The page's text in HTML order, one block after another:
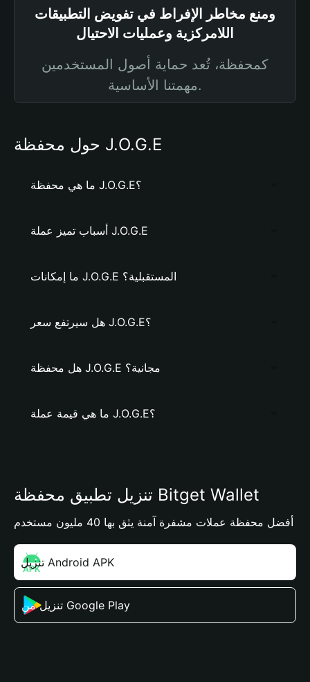
ومنع مخاطر الإفراط في تفويض التطبيقات
اللامركزية وعمليات الاحتيال
كمحفظة، تُعد حماية أصول المستخدمين
مهمتنا الأساسية.
حول محفظة J.O.G.E
ما هي محفظة J.O.G.E؟
أسباب تميز عملة J.O.G.E
ما إمكانات J.O.G.E المستقبلية؟
هل سيرتفع سعر J.O.G.E؟
هل محفظة J.O.G.E مجانية؟
ما هي قيمة عملة J.O.G.E؟
تنزيل تطبيق محفظة Bitget Wallet
أفضل محفظة عملات مشفرة آمنة يثق بها 40 مليون مستخدم
تنزيل Android APK
تنزيل من Google Play